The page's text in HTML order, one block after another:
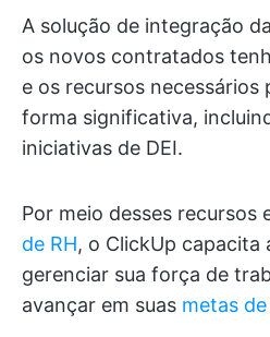
A solução de integração
os novos contratados
e os recursos
forma significativa,
iniciativas de DEI.
Por meio desses recursos
de RH, o ClickUp capacita
gerenciar sua força de
avançar em suas metas de